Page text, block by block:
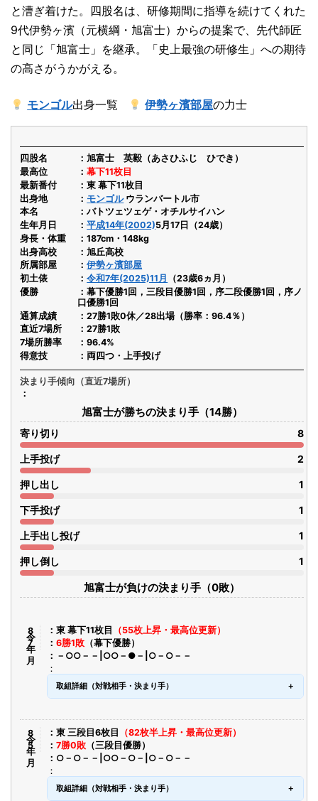
と漕ぎ着けた。四股名は、研修期間に指導を続けてくれた
9代伊勢ヶ濱（元横綱・旭富士）からの提案で、先代師匠
と同じ「旭富士」を継承。「史上最強の研修生」への期待
の高さがうかがえる。
モンゴル出身一覧 伊勢ヶ濱部屋の力士
四股名
旭富士 英毅（あさひふじ ひでき）
最高位
幕下11枚目
最新番付
東 幕下11枚目
出身地
モンゴルウランバートル市
本名
バトツェツェゲ・オチルサイハン
生年月日
平成14年(2002)5月17日（24歳）
身長・体重
187cm・148kg
出身高校
旭丘高校
所属部屋
伊勢ヶ濱部屋
初土俵
令和7年(2025)11月
（23歳6ヵ月）
優勝
幕下優勝1回，三段目優勝1回，序二段優勝1回，序ノ
口優勝1回
通算成績
27勝1敗0休／28出場（勝率：96.4％）
直近7場所
27勝1敗
7場所勝率
96.4%
得意技
両四つ・上手投げ
決まり手傾向（直近7場所）
旭富士が勝ちの決まり手（14勝）
寄り切り 8
上手投げ 2
押し出し 1
下手投げ 1
上手出し投げ 1
押し倒し 1
旭富士が負けの決まり手（0敗）
令8年7月 東 幕下11枚目
（55枚上昇・最高位更新）
6勝1敗 （幕下優勝）
－○○－－|○○－●－|○－○－－
取組詳細（対戦相手・決まり手）
令8年5月 東 三段目6枚目
（82枚半上昇・最高位更新）
7勝0敗 （三段目優勝）
○－○－－|○○－○－|○－○－－
取組詳細（対戦相手・決まり手）